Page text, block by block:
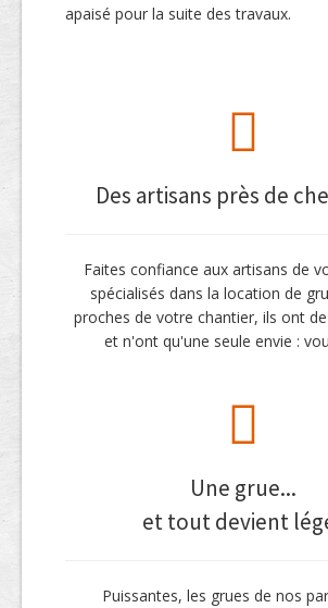
apaisé pour la suite des travaux.
Des artisans près de
Faites confiance aux artisans de
spécialisés dans la location de
proches de votre chantier, ils ont
et n'ont qu'une seule envie :
Une grue...
et tout devient
Puissantes, les grues de nos